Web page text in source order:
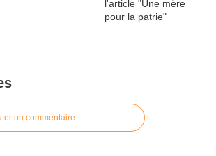
un commentaire